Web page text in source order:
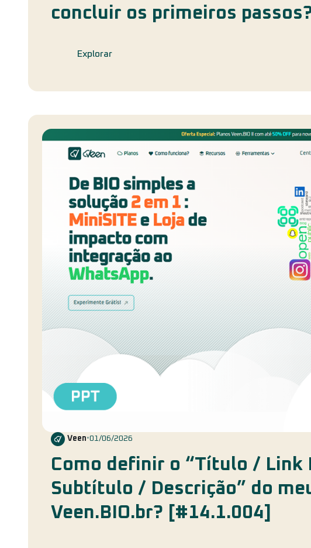
concluir os primeiros
Explorar
Veen•01/06/2026
Como definir o “Título / Link
Subtítulo / Descrição” do
Veen.BIO.br? [#14.1.004]